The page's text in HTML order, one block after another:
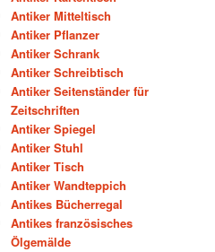
Antiker Mitteltisch
Antiker Pflanzer
Antiker Schrank
Antiker Schreibtisch
Antiker Seitenständer für
Zeitschriften
Antiker Spiegel
Antiker Stuhl
Antiker Tisch
Antiker Wandteppich
Antikes Bücherregal
Antikes französisches
Ölgemälde